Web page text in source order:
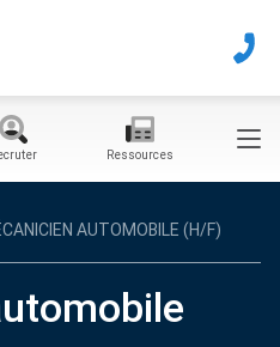
Ressources
AUTOMOBILE (H/F)